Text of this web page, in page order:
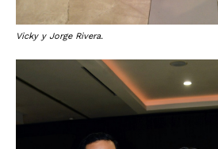
Vicky y Jorge Rivera.